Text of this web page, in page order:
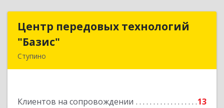
Центр передовых технологий
"Базис"
Ступино
Клиентов на сопровождении
13
Центр передовых технологий
Подробнее